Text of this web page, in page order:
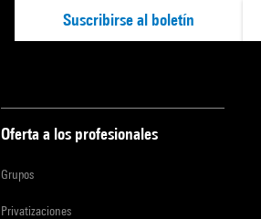
Suscribirse al boletín
Oferta a los profesionales
Grupos
Privatizaciones